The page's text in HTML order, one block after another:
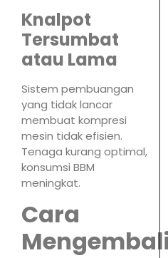
Knalpot
Tersumbat
atau Lama
Sistem pembuangan
yang tidak lancar
membuat kompresi
mesin tidak efisien.
Tenaga kurang optimal,
konsumsi BBM
meningkat.
Cara